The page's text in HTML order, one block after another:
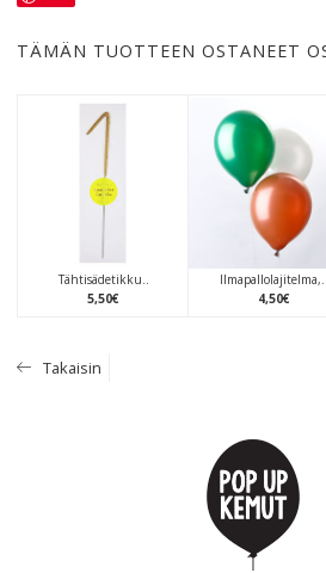
TÄMÄN TUOTTEEN OSTANEET
Tähtisädetikku..
5,50€
Ilmapallolajitelma,..
4,50€
Takaisin